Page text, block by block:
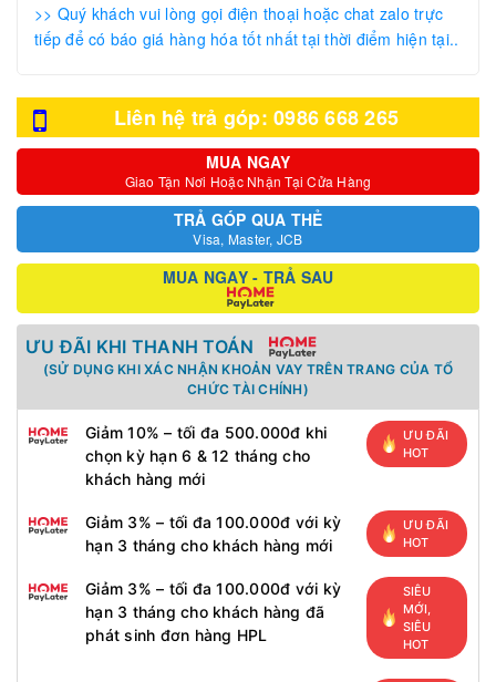
>> Quý khách vui lòng gọi điện thoại hoặc chat zalo trực
tiếp để có báo giá hàng hóa tốt nhất tại thời điểm hiện tại..
Liên hệ trả góp: 0986 668 265
MUA NGAY
Giao Tận Nơi Hoặc Nhận Tại Cửa Hàng
TRẢ GÓP QUA THẺ
Visa, Master, JCB
MUA NGAY - TRẢ SAU
ƯU ĐÃI KHI THANH TOÁN
(SỬ DỤNG KHI XÁC NHẬN KHOẢN VAY TRÊN TRANG CỦA TỔ
CHỨC TÀI CHÍNH)
Giảm 10% – tối đa 500.000đ khi
chọn kỳ hạn 6 & 12 tháng cho
khách hàng mới
ƯU ĐÃI
HOT
Giảm 3% – tối đa 100.000đ với kỳ
hạn 3 tháng cho khách hàng mới
ƯU ĐÃI
HOT
Giảm 3% – tối đa 100.000đ với kỳ
hạn 3 tháng cho khách hàng đã
phát sinh đơn hàng HPL
SIÊU
MỚI,
SIÊU
HOT